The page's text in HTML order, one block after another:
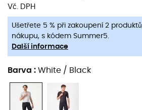
Vč. DPH
Ušetřete 5 % při zakoupení 2
nákupu, s kódem Summer5.
Další informace
Barva : White / Black
Vnitřní kapsa na led v oblasti
Teplem lepené konce rukávů
prodyšnosti a pohodlí
Dvě zadní kapsy zůstávají
vaše svačiny